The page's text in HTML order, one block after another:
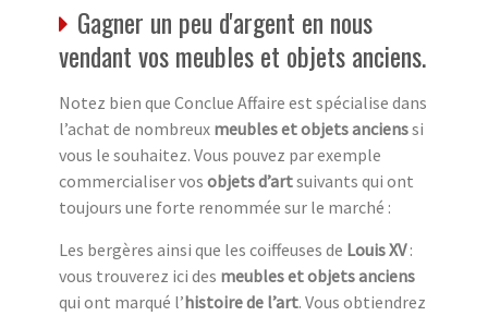
Gagner un peu d'argent en nous
vendant vos meubles et objets anciens.
Notez bien que Conclue Affaire est spécialise dans
l’achat de nombreux meubles et objets ancienssi
vous le souhaitez. Vous pouvez par exemple
commercialiser vos objets d’artsuivants qui ont
toujours une forte renommée sur le marché :
Les bergères ainsi que les coiffeuses de Louis XV:
vous trouverez ici des meubles et objets anciens
qui ont marqué l’histoire de l’art. Vous obtiendrez